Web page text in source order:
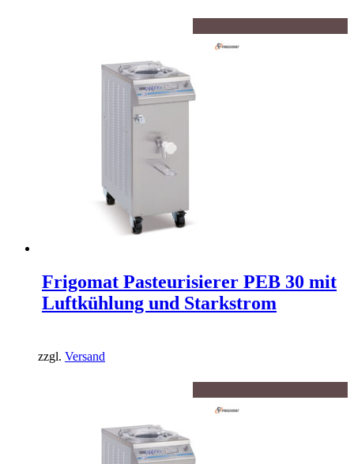
Frigomat Pasteurisierer PEB 30 mit
Luftkühlung und Starkstrom
zzgl. Versand